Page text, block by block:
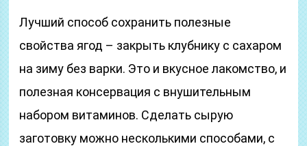
Лучший способ сохранить полезные
свойства ягод – закрыть клубнику с сахаром
на зиму без варки. Это и вкусное лакомство, и
полезная консервация с внушительным
набором витаминов. Сделать сырую
заготовку можно несколькими способами, с